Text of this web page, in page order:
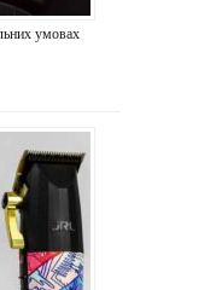
умовах